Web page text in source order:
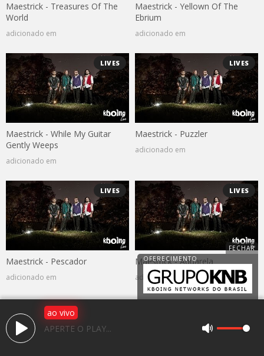
Maestrick - Treasures Of The
World
adicionado em
Maestrick - Yellown Of The
Ebrium
adicionado em
LIVES
Maestrick - While My Guitar
Gently Weeps
adicionado em
LIVES
Maestrick - Puzzler
adicionado em
LIVES
Maestrick - Pescador
adicionado em
LIVES
Maestrick - Aquarela
adicionado em
Av. 25 de janeiro, 1983, Jardim Caparroz
ao vivo
APERTE O PLAY...